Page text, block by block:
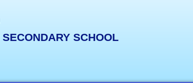
SCHOOL